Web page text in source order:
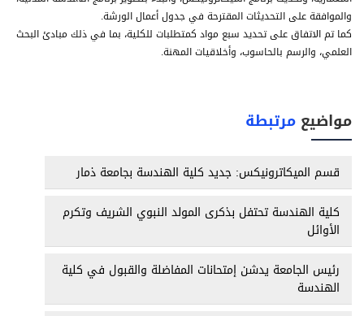
والموافقة على التحديثات المقترحة في جدول أعمال الورشة.
كما تم الاتفاق على تحديد سبع مواد كمتطلبات للكلية، بما في ذلك مبادئ البحث
العلمي، والرسم بالحاسوب، وأخلاقيات المهنة.
مواضيع مرتبطة
قسم الميكاترونيكس: جديد كلية الهندسة بجامعة ذمار
كلية الهندسة تحتفل بذكرى المولد النبوي الشريف وتكرم
الأوائل
رئيس الجامعة يدشن إمتحانات المفاضلة والقبول في كلية
الهندسة